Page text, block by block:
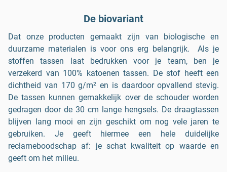
De biovariant
Dat onze producten gemaakt zijn van biologische en
duurzame materialen is voor ons erg belangrijk. Als je
stoffen tassen laat bedrukken voor je team, ben je
verzekerd van 100% katoenen tassen. De stof heeft een
dichtheid van 170 g/m² en is daardoor opvallend stevig.
De tassen kunnen gemakkelijk over de schouder worden
gedragen door de 30 cm lange hengsels. De draagtassen
blijven lang mooi en zijn geschikt om nog vele jaren te
gebruiken. Je geeft hiermee een hele duidelijke
reclameboodschap af: je schat kwaliteit op waarde en
geeft om het milieu.